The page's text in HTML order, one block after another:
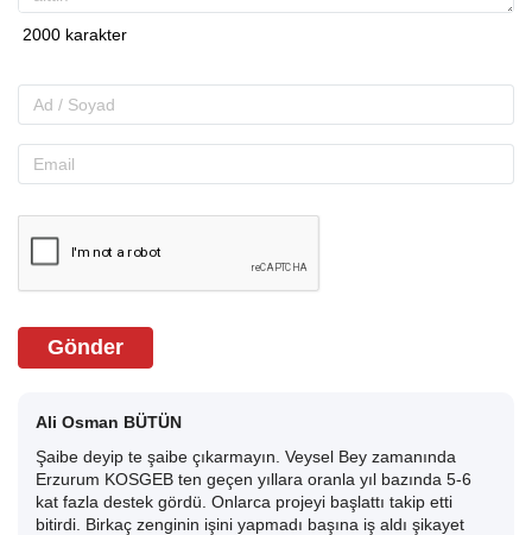
Gönder
Ali Osman BÜTÜN
Şaibe deyip te şaibe çıkarmayın. Veysel Bey zamanında
Erzurum KOSGEB ten geçen yıllara oranla yıl bazında 5-6
kat fazla destek gördü. Onlarca projeyi başlattı takip etti
bitirdi. Birkaç zenginin işini yapmadı başına iş aldı şikayet